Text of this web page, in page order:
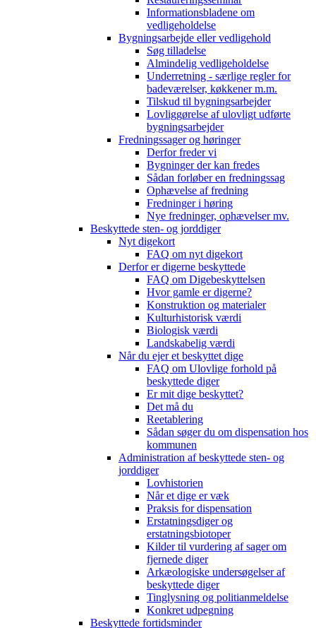
Informationsbladene om
vedligeholdelse
Bygningsarbejde eller vedligehold
Søg tilladelse
Almindelig vedligeholdelse
Underretning - særlige regler for
badeværelser, køkkener m.m.
Tilskud til bygningsarbejder
Lovliggørelse af ulovligt udførte
bygningsarbejder
Fredningssager og høringer
Derfor freder vi
Bygninger der kan fredes
Sådan forløber en fredningssag
Ophævelse af fredning
Fredninger i høring
Nye fredninger, ophævelser mv.
Beskyttede sten- og jorddiger
Nyt digekort
FAQ om nyt digekort
Derfor er digerne beskyttede
FAQ om Digebeskyttelsen
Hvor gamle er digerne?
Konstruktion og materialer
Kulturhistorisk værdi
Biologisk værdi
Landskabelig værdi
Når du ejer et beskyttet dige
FAQ om Ulovlige forhold på
beskyttede diger
Er mit dige beskyttet?
Det må du
Reetablering
Sådan søger du om dispensation hos
kommunen
Administration af beskyttede sten- og
jorddiger
Lovhistorien
Når et dige er væk
Praksis for dispensation
Erstatningsdiger og
erstatningsbiotoper
Kilder til vurdering af sager om
fjernede diger
Arkæologiske undersøgelser af
beskyttede diger
Tinglysning og politianmeldelse
Konkret udpegning
Beskyttede fortidsminder